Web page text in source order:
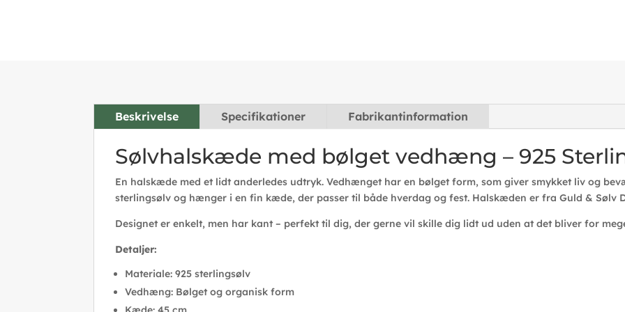
Beskrivelse Specifikationer Fabrikantinformation
Sølvhalskæde med bølget vedhæng – 925
En halskæde med et lidt anderledes udtryk. Vedhænget har en bølget form, som giver smykket liv og
sterlingsølv og hænger i en fin kæde, der passer til både hverdag og fest. Halskæden er fra Guld & Sølv
Designet er enkelt, men har kant – perfekt til dig, der gerne vil skille dig lidt ud uden at det bliver for
Detaljer:
Materiale: 925 sterlingsølv
Vedhæng: Bølget og organisk form